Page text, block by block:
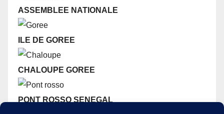
ASSEMBLEE NATIONALE
ILE DE GOREE
CHALOUPE GOREE
PONT ROSSO SENEGAL